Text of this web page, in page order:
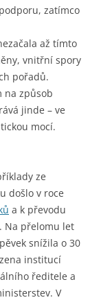
zatímco
až tímto
vnitřní spory
pořadů.
na způsob
jinde – ve
mocí.
ze
došlo v roce
a k převodu
Na přelomu let
snížila o 30
institucí
ředitele a
V